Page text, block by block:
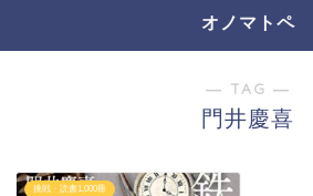
オノマトペ
― TAG ―
門井慶喜
挑戦・読書1,000冊